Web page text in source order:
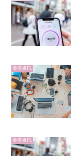
业界资讯
业界资讯